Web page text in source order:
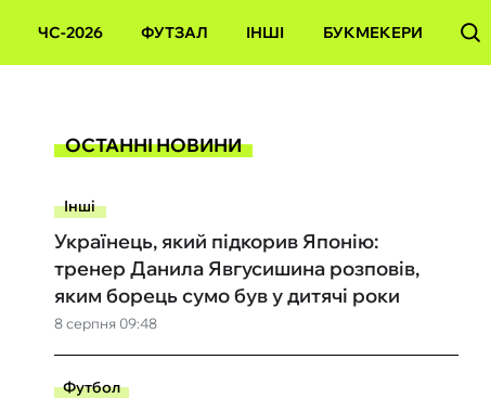
ЧС-2026 ФУТЗАЛ ІНШІ БУКМЕКЕРИ
ОСТАННІ НОВИНИ
Інші
8 серпня 09:48
Українець, який підкорив Японію:
тренер Данила Явгусишина розповів,
яким борець сумо був у дитячі роки
Футбол